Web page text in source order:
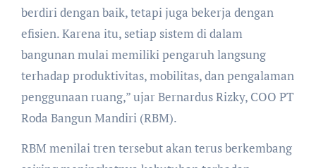
berdiri dengan baik, tetapi juga bekerja dengan
efisien. Karena itu, setiap sistem di dalam
bangunan mulai memiliki pengaruh langsung
terhadap produktivitas, mobilitas, dan pengalaman
penggunaan ruang,” ujar Bernardus Rizky, COO PT
Roda Bangun Mandiri (RBM).
RBM menilai tren tersebut akan terus berkembang